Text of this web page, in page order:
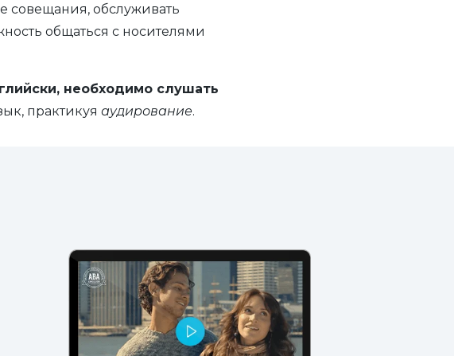
совещания, обслуживать
общаться с носителями
необходимо слушать
практикуя аудирование.